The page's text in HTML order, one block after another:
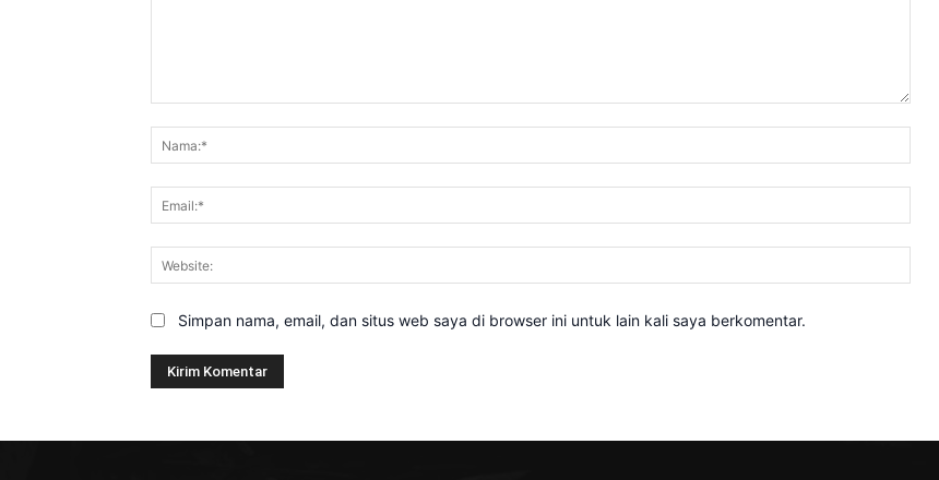
Simpan nama, email, dan situs web saya di browser ini untuk lain kali saya berkomentar.